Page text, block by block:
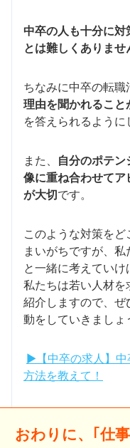
中卒の人も十分に
とは難しくありませ
ちなみに中卒の転職
理由を聞かれること
を答えられるように
また、
自分のポテ
像に重ね合わせて
が大切 です。
このような対策を
まいがちですが、
と一緒に考えていけ
私たちは若い人材
紹介しますので、
動をしていきましょ
▶【中卒の求人】
方法を教えて！
おわりに、｢仕